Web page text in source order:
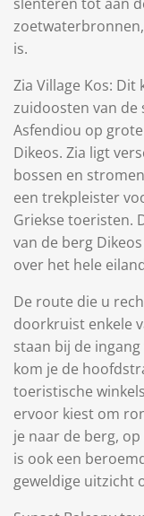
is.
Zia Village Kos:
zuidoosten van de
Asfendiou op
Dikeos. Zia ligt
bossen en
een trekpleister
Griekse toeristen.
van de berg
over het hele
De route die u
doorkruist enkele
staan bij de
kom je de
toeristische
ervoor kiest om
je naar de berg,
is ook een
geweldige uitzicht